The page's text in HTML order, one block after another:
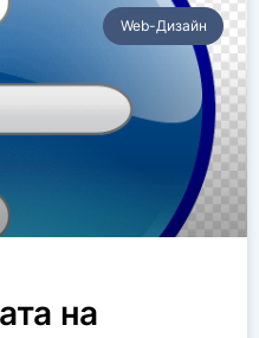
Web-Дизайн
на